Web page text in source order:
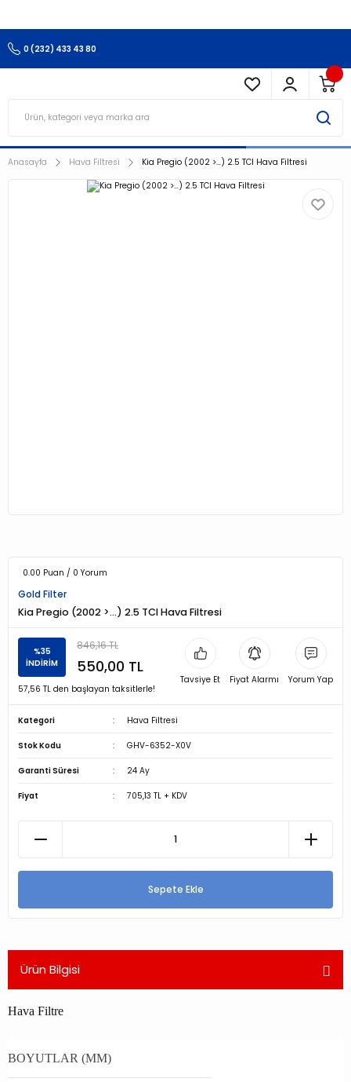
0 (232) 433 43 80
Anasayfa Hava Filtresi Kia Pregio (2002 >…) 2.5 TCI Hava Filtresi
0.00 Puan / 0 Yorum
Gold Filter
Kia Pregio (2002 >…) 2.5 TCI Hava Filtresi
%35
İNDİRİM
846,16 TL
550,00 TL
57,56 TL den başlayan taksitlerle!
Tavsiye Et Fiyat Alarmı Yorum Yap
Kategori Hava Filtresi
Stok Kodu GHV-6352-X0V
Garanti Süresi 24 Ay
Fiyat 705,13 TL + KDV
Sepete Ekle
Ürün Bilgisi
Hava Filtre
BOYUTLAR (MM)